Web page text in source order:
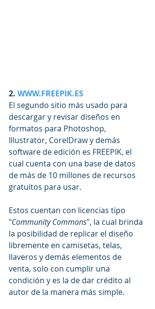
2. WWW.FREEPIK.ES
El segundo sitio más usado para
descargar y revisar diseños en
formatos para Photoshop,
Illustrator, CorelDraw y demás
software de edición es FREEPIK, el
cual cuenta con una base de datos
de más de 10 millones de recursos
gratuitos para usar.
Estos cuentan con licencias tipo
"Community Commons", la cual brinda
la posibilidad de replicar el diseño
libremente en camisetas, telas,
llaveros y demás elementos de
venta, solo con cumplir una
condición y es la de dar crédito al
autor de la manera más simple.